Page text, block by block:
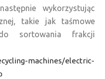
wykorzystując
takie jak taśmowe
sortowania frakcji
machines/electric-